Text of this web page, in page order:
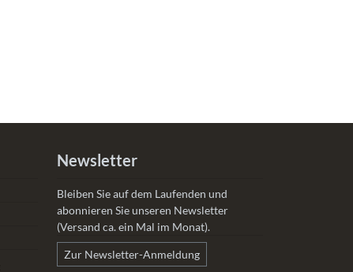
Newsletter
Bleiben Sie auf dem Laufenden und
abonnieren Sie unseren Newsletter
(Versand ca. ein Mal im Monat).
Zur Newsletter-Anmeldung